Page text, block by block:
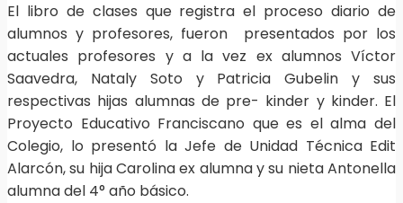
El libro de clases que registra el proceso diario de
alumnos y profesores, fueron presentados por los
actuales profesores y a la vez ex alumnos Víctor
Saavedra, Nataly Soto y Patricia Gubelin y sus
respectivas hijas alumnas de pre- kinder y kinder. El
Proyecto Educativo Franciscano que es el alma del
Colegio, lo presentó la Jefe de Unidad Técnica Edit
Alarcón, su hija Carolina ex alumna y su nieta Antonella
alumna del 4° año básico.